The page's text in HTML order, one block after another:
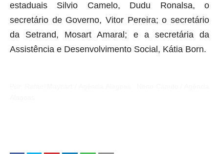
estaduais Silvio Camelo, Dudu Ronalsa, o
secretário de Governo, Vitor Pereira; o secretário
da Setrand, Mosart Amaral; e a secretária da
Assistência e Desenvolvimento Social, Kátia Born.